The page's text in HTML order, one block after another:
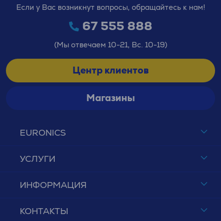
EURONICS
УСЛУГИ
ИНФОРМАЦИЯ
КОНТАКТЫ
Если у Вас возникнут вопросы, обращайтесь к нам!
67 555 888
(Мы отвечаем 10-21, Вс. 10-19)
Центр клиентов
Магазины